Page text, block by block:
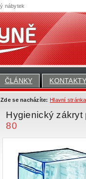
ČLÁNKY
Zde se nacházíte: Hlavní stránka
Hygienický
80
nábytek